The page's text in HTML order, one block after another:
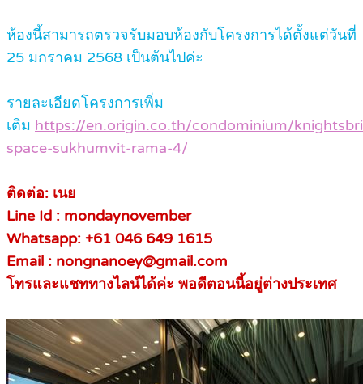
ห้องนี้สามารถตรวจรับมอบห้องกับโครงการได้ตั้งแต่วันที่
25 มกราคม 2568 เป็นต้นไปค่ะ
รายละเอียดโครงการเพิ่ม
เติม https://en.origin.co.th/condominium/
space-sukhumvit-rama-4/
ติดต่อ: เนย
Line Id : mondaynovember
Whatsapp: +61 046 649 1615
Email : nongnanoey@gmail.com
โทรและแชททางไลน์ได้ค่ะ พอดีตอนนี้อยู่ต่างประเทศ